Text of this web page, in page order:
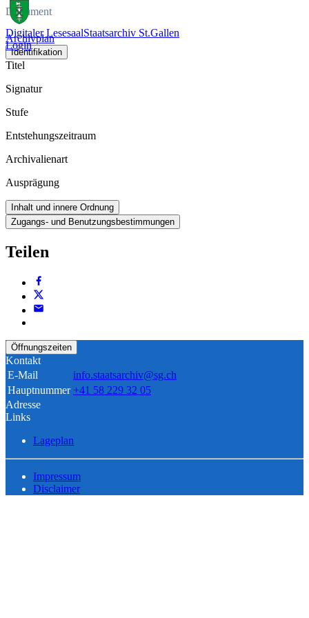
Digitaler LesesaalStaatsarchiv St.Gallen
Login
Dokument
Archivplan
Identifikation
Titel
Signatur
Stufe
Entstehungszeitraum
Archivalienart
Ausprägung
Inhalt und innere Ordnung
Zugangs- und Benutzungsbestimmungen
Teilen
Öffnungszeiten
Kontakt
E-Mail
info.staatsarchiv@sg.ch
Hauptnummer +41 58 229 32 05
Adresse
Links
Lageplan
Impressum
Disclaimer